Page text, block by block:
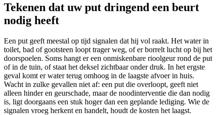
Tekenen dat uw put dringend een beurt
nodig heeft
Een put geeft meestal op tijd signalen dat hij vol raakt. Het water in
toilet, bad of gootsteen loopt trager weg, of er borrelt lucht op bij het
doorspoelen. Soms hangt er een onmiskenbare rioolgeur rond de put
of in de tuin, of staat het deksel zichtbaar onder druk. In het ergste
geval komt er water terug omhoog in de laagste afvoer in huis.
Wacht in zulke gevallen niet af: een put die overloopt, geeft niet
alleen hinder en geurschade, maar de noodinterventie die dan nodig
is, ligt doorgaans een stuk hoger dan een geplande lediging. Wie de
signalen vroeg herkent en handelt, houdt de kosten het laagst.